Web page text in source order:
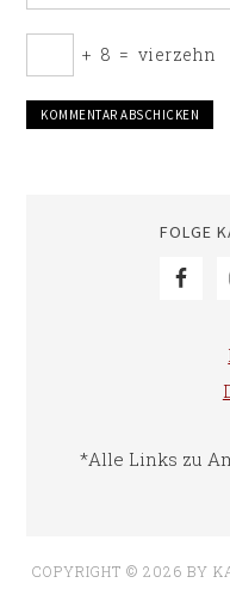
+ 8 = vierzehn
FOLGE
*Alle Links zu
COPYRIGHT © 2026 BY